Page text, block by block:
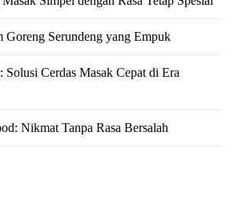
Goreng Serundeng yang Empuk
Cerdas Masak Cepat di Era
Nikmat Tanpa Rasa Bersalah